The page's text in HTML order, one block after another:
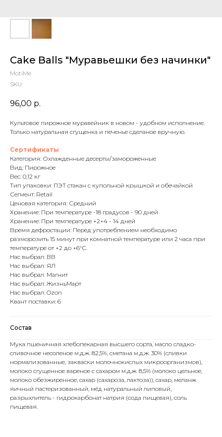
Cake Balls "Муравьешки без начинки"
MotiMe
SKU:
96,00 р.
Культовое пирожное муравейник в новом - удобном исполнение.
Только натуральная сгущенка и печенье сделаное вручную.
Сертификаты
Категория: Охлажденные десерты/замороженные
Вид: Пирожное
Вес: 0,12 кг
Тип упаковки: ПЭТ стакан с купольной крышкой и обечайкой
Сегмент: Retail
Ценовая категория: Средний
Хранение: При температуре -18 градусов - 90 дней
Хранение: При температуре +2+4 - 14 дней
Время дефростации: Перед употреблением необходимо
разморозить 15 минут при комнатной температуре или 2 часа при
температуре от +2 до +6°С.
Нас выбрал: ВВ
Нас выбрал: ЯЛ
Нас выбрал: Магнит
Нас выбрал: ЖизньМарт
Нас выбрал: Ozon
Квант поставки: 6
Состав
Мука пшеничная хлебопекарная высшего сорта, масло сладко-
сливочное несоленое м.д.ж. 82,5%, сметана м.д.ж. 30% (сливки
нормализованные, закваски молочнокислых микроорганизмов),
молоко сгущенное вареное с сахаром м.д.ж. 8,5% (молоко цельное,
молоко обезжиренное, сахар (сахароза, лактоза)), сахар, меланж
яичный пастеризованный, мёд натуральный липовый,
разрыхлитель - гидрокарбонат натрия (сода пищевая), соль
пищевая.